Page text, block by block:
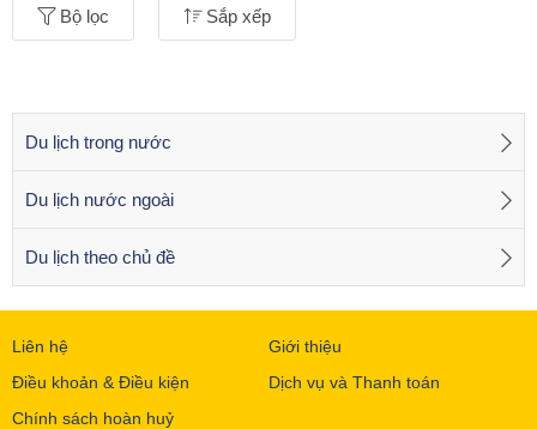
trong những ngày tết, để đảm bảo chất lượng dịch vụ hoàn hảo
trên từng chuyến đi.
Bộ lọc Sắp xếp
Du lịch trong nước
Du lịch nước ngoài
Du lịch theo chủ đề
Liên hệ
Giới thiệu
Điều khoản & Điều kiện
Dịch vụ và Thanh toán
Chính sách hoàn huỷ